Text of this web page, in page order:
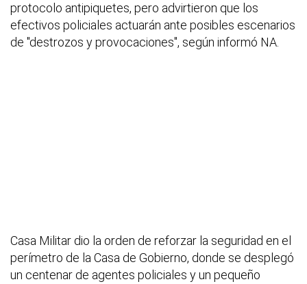
protocolo antipiquetes, pero advirtieron que los
efectivos policiales actuarán ante posibles escenarios
de "destrozos y provocaciones", según informó NA.
Casa Militar dio la orden de reforzar la seguridad en el
perímetro de la Casa de Gobierno, donde se desplegó
un centenar de agentes policiales y un pequeño